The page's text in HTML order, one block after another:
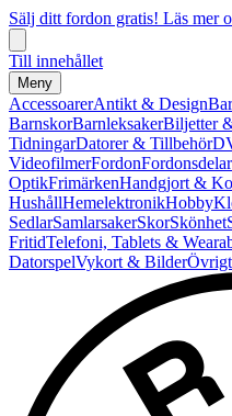
Sälj ditt fordon gratis! Läs mer
Till innehållet
Meny
AccessoarerAntikt & Design
BarnskorBarnleksakerBiljetter
TidningarDatorer & Tillbehör
VideofilmerFordon
OptikFrimärkenHandgjort &
HushållHemelektronikHobby
SedlarSamlarsakerSkorSkönhet
FritidTelefoni, Tablets &
DatorspelVykort & BilderÖvrigt